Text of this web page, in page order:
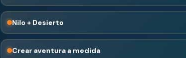
Nilo + Desierto
Crear aventura a medida